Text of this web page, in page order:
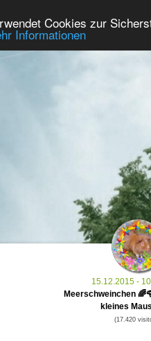
Cookies zur
Informationen
Premium
15.12.2015 -
Meerschweinchen
kleines
(17.420